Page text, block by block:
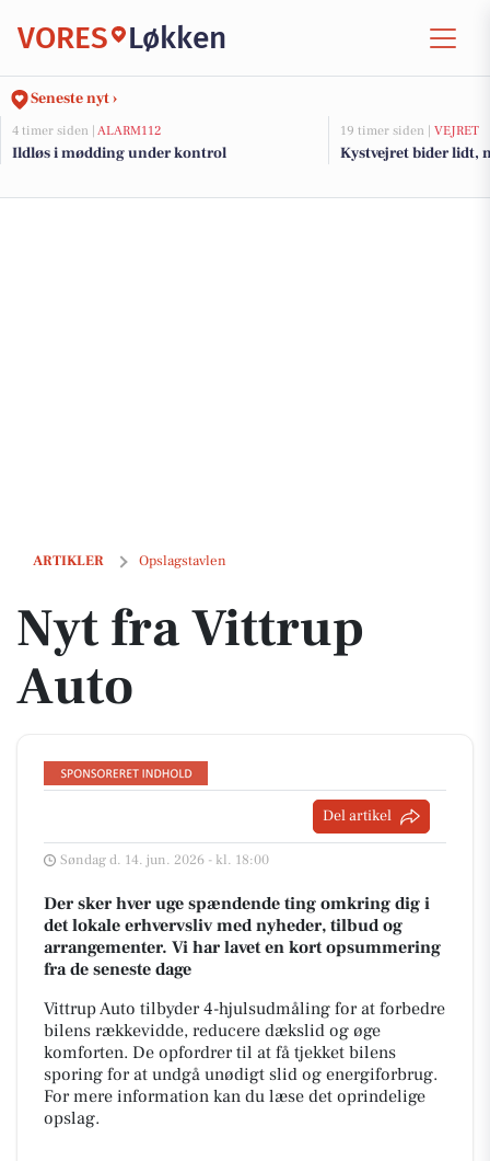
VORES Løkken
Seneste nyt ›
4 timer siden | ALARM112
Ildløs i mødding under kontrol
19 timer siden | VEJRET
Kystvejret bider lidt,
ARTIKLER Opslagstavlen
Nyt fra Vittrup Auto
Nyt fra Vittrup
Auto
Del artikel
Søndag d. 14. jun. 2026 - kl. 18:00
Der sker hver uge spændende ting omkring dig i
det lokale erhvervsliv med nyheder, tilbud og
arrangementer. Vi har lavet en kort opsummering
fra de seneste dage
Vittrup Auto tilbyder 4-hjulsudmåling for at forbedre
bilens rækkevidde, reducere dækslid og øge
komforten. De opfordrer til at få tjekket bilens
sporing for at undgå unødigt slid og energiforbrug.
For mere information kan du læse det oprindelige
opslag.